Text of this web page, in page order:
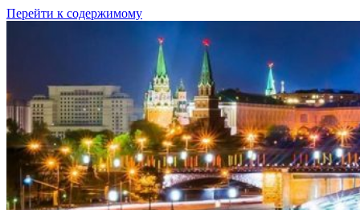
Перейти к содержимому